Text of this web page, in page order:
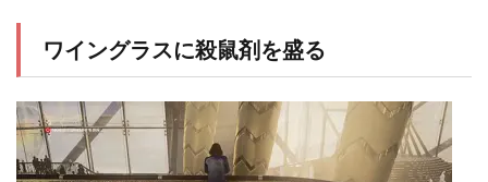
ワイングラスに殺鼠剤を盛る